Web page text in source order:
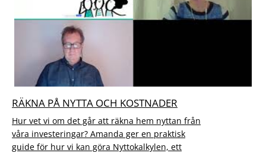
RÄKNA PÅ NYTTA OCH KOSTNADER
Hur vet vi om det går att räkna hem nyttan från
våra investeringar? Amanda ger en praktisk
guide för hur vi kan göra Nyttokalkylen, ett